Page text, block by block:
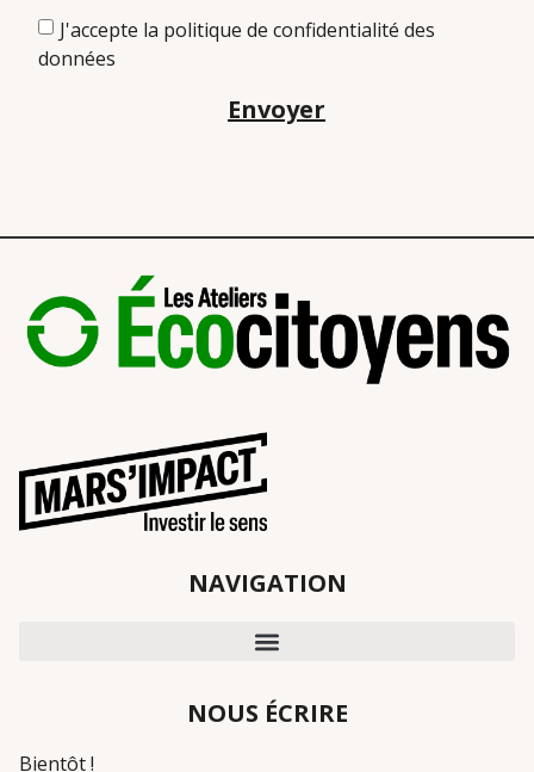
J'accepte la politique de confidentialité des
données
Envoyer
NAVIGATION
NOUS ÉCRIRE
Bientôt !